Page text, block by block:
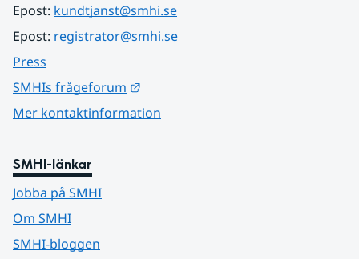
Epost: kundtjanst@smhi.se
Epost: registrator@smhi.se
Press
SMHIs frågeforum
Mer kontaktinformation
SMHI-länkar
Jobba på SMHI
Om SMHI
SMHI-bloggen